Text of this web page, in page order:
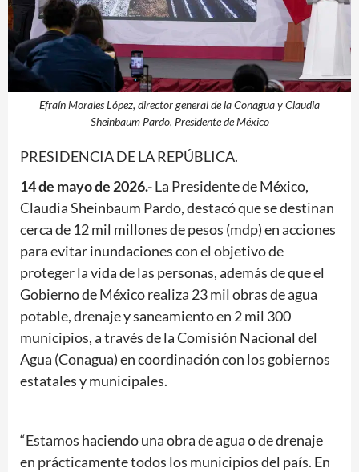
Efraín Morales López, director general de la Conagua y Claudia
Sheinbaum Pardo, Presidente de México
PRESIDENCIA DE LA REPÚBLICA.
14 de mayo de 2026.-La Presidente de México,
Claudia Sheinbaum Pardo, destacó que se destinan
cerca de 12 mil millones de pesos (mdp) en acciones
para evitar inundaciones con el objetivo de
proteger la vida de las personas, además de que el
Gobierno de México realiza 23 mil obras de agua
potable, drenaje y saneamiento en 2 mil 300
municipios, a través de la Comisión Nacional del
Agua (Conagua) en coordinación con los gobiernos
estatales y municipales.
“Estamos haciendo una obra de agua o de drenaje
en prácticamente todos los municipios del país. En